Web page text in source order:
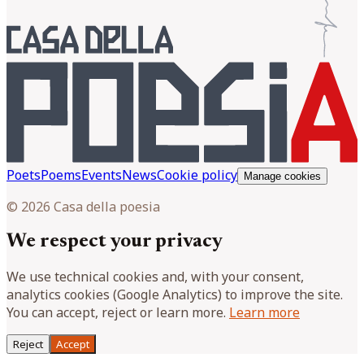
PoetsPoemsEventsNewsCookie policy Manage cookies
© 2026 Casa della poesia
We respect your privacy
We use technical cookies and, with your consent,
analytics cookies (Google Analytics) to improve the site.
You can accept, reject or learn more. Learn more
Reject Accept